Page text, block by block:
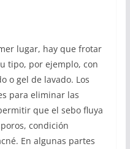
lugar, hay que frotar
tipo, por ejemplo, con
o gel de lavado. Los
para eliminar las
que el sebo fluya
condición
En algunas partes